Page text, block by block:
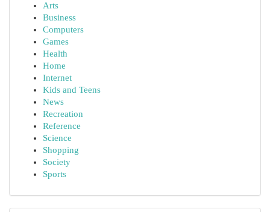
Arts
Business
Computers
Games
Health
Home
Internet
Kids and Teens
News
Recreation
Reference
Science
Shopping
Society
Sports